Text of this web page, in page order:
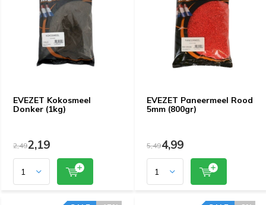
EVEZET Kokosmeel
Donker (1kg)
2,492,19
EVEZET Paneermeel Rood
5mm (800gr)
5,494,99